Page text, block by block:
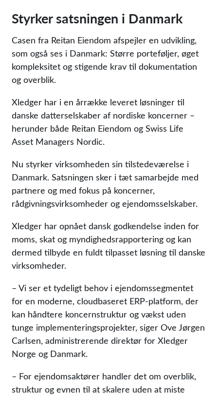
Styrker satsningen i Danmark
Casen fra Reitan Eiendom afspejler en udvikling,
som også ses i Danmark: Større porteføljer, øget
kompleksitet og stigende krav til dokumentation
og overblik.
Xledger har i en årrække leveret løsninger til
danske datterselskaber af nordiske koncerner –
herunder både Reitan Eiendom og Swiss Life
Asset Managers Nordic.
Nu styrker virksomheden sin tilstedeværelse i
Danmark. Satsningen sker i tæt samarbejde med
partnere og med fokus på koncerner,
rådgivningsvirksomheder og ejendomsselskaber.
Xledger har opnået dansk godkendelse inden for
moms, skat og myndighedsrapportering og kan
dermed tilbyde en fuldt tilpasset løsning til danske
virksomheder.
– Vi ser et tydeligt behov i ejendomssegmentet
for en moderne, cloudbaseret ERP-platform, der
kan håndtere koncernstruktur og vækst uden
tunge implementeringsprojekter, siger Ove Jørgen
Carlsen, administrerende direktør for Xledger
Norge og Danmark.
– For ejendomsaktører handler det om overblik,
struktur og evnen til at skalere uden at miste